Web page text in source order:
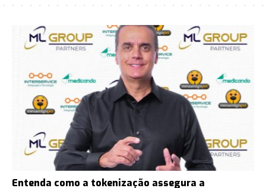
Entenda como a tokenização assegura a